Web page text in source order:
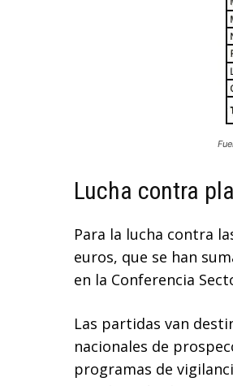
Lucha contra
Para la lucha contra
euros, que se han
en la Conferencia
Las partidas van
nacionales de
programas de